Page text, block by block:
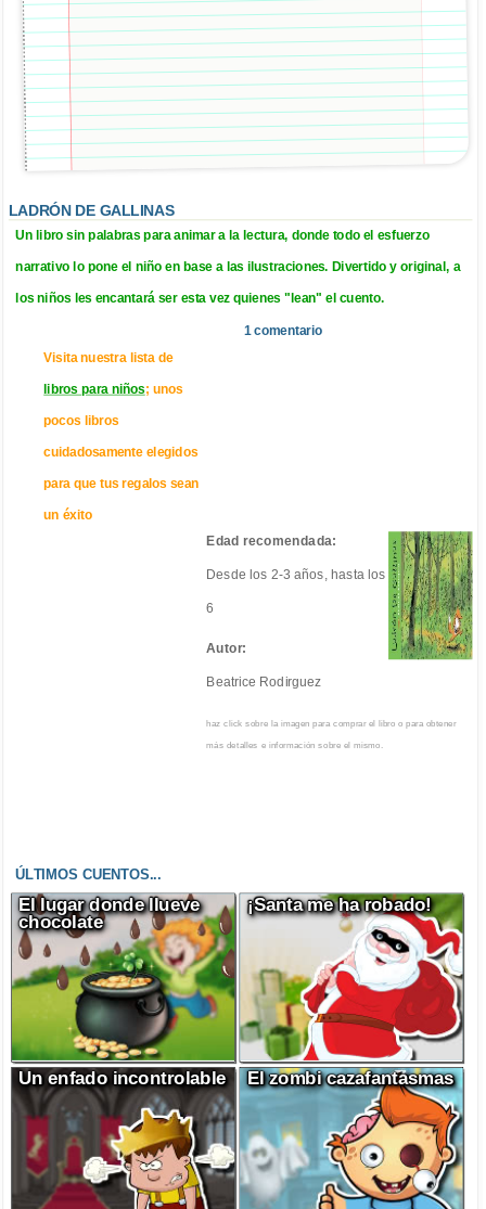
LADRÓN DE GALLINAS
Un libro sin palabras para animar a la lectura, donde todo el esfuerzo
narrativo lo pone el niño en base a las ilustraciones. Divertido y original, a
los niños les encantará ser esta vez quienes "lean" el cuento.
Visita nuestra lista de
libros para niños; unos
pocos libros
cuidadosamente elegidos
para que tus regalos sean
un éxito
Edad recomendada:
Desde los 2-3 años, hasta los
6
Autor:
Beatrice Rodirguez
haz click sobre la imagen para comprar el libro o para obtener
más detalles e información sobre el mismo.
1 comentario
ÚLTIMOS CUENTOS...
El lugar donde llueve
chocolate
¡Santa me ha robado!
Un enfado incontrolable El zombi cazafantasmas